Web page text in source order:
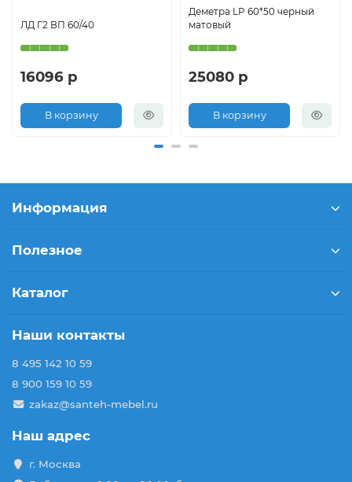
ЛД Г2 ВП 60/40
16096 р
В корзину
Деметра LP 60*50 черный
матовый
25080 р
В корзину
Информация
Полезное
Каталог
Наши контакты
8 495 142 10 59
8 900 159 10 59
zakaz@santeh-mebel.ru
Наш адрес
г. Москва